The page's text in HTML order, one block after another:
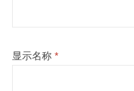
显示名称 *